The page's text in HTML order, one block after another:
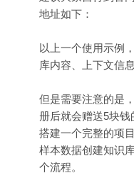
地址如下：
以上一个使用示例
库内容、上下文信
但是需要注意的是
册后就会赠送5块
搭建一个完整的项
样本数据创建知识
个流程。